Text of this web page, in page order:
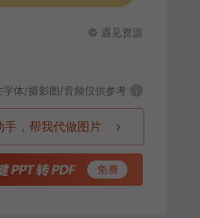
© 遇见资源
字体/摄影图/音频仅供参考 i
手，帮我代做图片